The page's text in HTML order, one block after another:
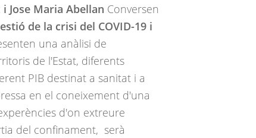
Jose Maria Abellan Conversen
de la crisi del COVID-19 i
una anàlisi de
de l'Estat, diferents
PIB destinat a sanitat i a
en el coneixement d'una
d'on extreure
del confinament, serà